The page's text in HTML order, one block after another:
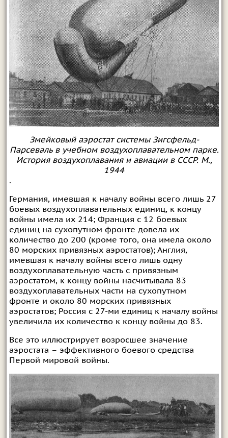
Змейковый аэростат системы Зигсфельд-
Парсеваль в учебном воздухоплавательном парке.
История воздухоплавания и авиации в СССР. М.,
1944
.
Германия, имевшая к началу войны всего лишь 27
боевых воздухоплавательных единиц, к концу
войны имела их 214; Франция с 12 боевых
единиц на сухопутном фронте довела их
количество до 200 (кроме того, она имела около
80 морских привязных аэростатов); Англия,
имевшая к началу войны всего лишь одну
воздухоплавательную часть с привязным
аэростатом, к концу войны насчитывала 83
воздухоплавательных части на сухопутном
фронте и около 80 морских привязных
аэростатов; Россия с 27-ми единиц к началу войны
увеличила их количество к концу войны до 83.
Все это иллюстрирует возросшее значение
аэростата – эффективного боевого средства
Первой мировой войны.